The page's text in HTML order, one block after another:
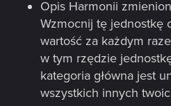
Opis Harmonii
Wzmocnij tę jednostkę
wartość za każdym
w tym rzędzie
kategoria główna jest
wszystkich innych